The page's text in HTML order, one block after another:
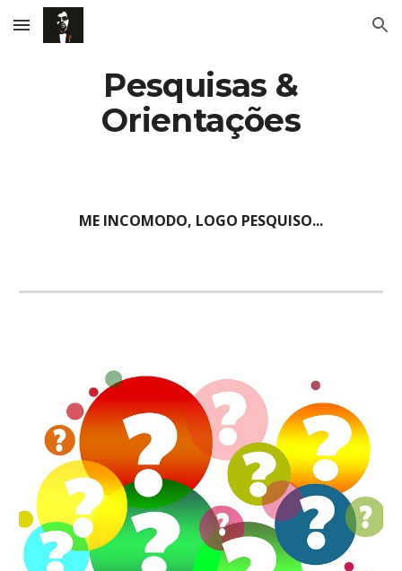
Skip to main content Skip to navigation
Pesquisas &
Orientações
ME INCOMODO, LOGO PESQUISO...